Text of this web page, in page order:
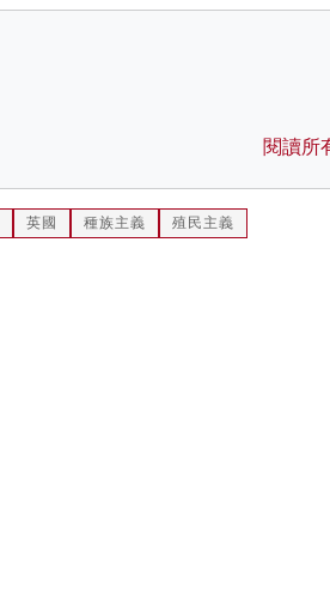
閱讀所
英國 種族主義 殖民主義